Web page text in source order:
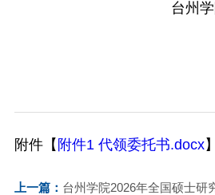
台州
附件【 附件1 代领委托书.docx
上一篇： 台州学院2026年全国硕士研